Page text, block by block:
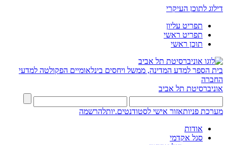
דילוג לתוכן העיקרי
תפריט עליון
תפריט ראשי
תוכן ראשי
בית הספר למדע המדינה, ממשל ויחסים בינלאומיים הפקולטה למדעי
החברה
אוניברסיטת תל אביב
מערכת פניותאזור אישי לסטודנטים.יותלהרשמה
אודות
סגל אקדמי